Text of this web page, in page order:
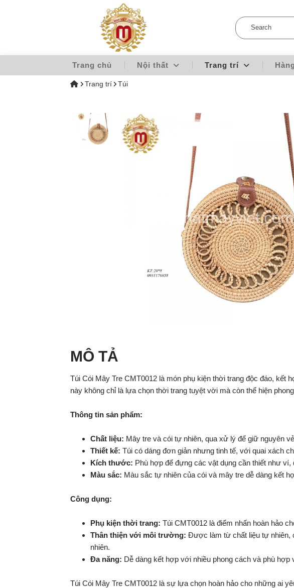
Trang chủ Nội thất Trang trí
Trang trí Túi
MÔ TẢ
Túi Cói Mây Tre CMT0012 là món phụ kiện thời trang độc đáo,
này không chỉ là lựa chọn thời trang tuyệt vời mà còn thể hiện
Thông tin sản phẩm:
Chất liệu: Mây tre và cói tự nhiên, qua xử lý để giữ nguyên
Thiết kế: Túi có dáng đơn giản nhưng tinh tế, với quai xách
Kích thước: Phù hợp để đựng các vật dụng cần thiết như
Màu sắc: Màu sắc tự nhiên của cói và mây tre dễ dàng kết
Công dụng:
Phụ kiện thời trang: Túi CMT0012 là điểm nhấn hoàn hảo
Thân thiện với môi trường: Được làm từ chất liệu tự nhiên,
nhiên.
Đa năng: Dễ dàng kết hợp với nhiều phong cách và phù hợp
Túi Cói Mây Tre CMT0012 là sự lựa chọn hoàn hảo cho những ai